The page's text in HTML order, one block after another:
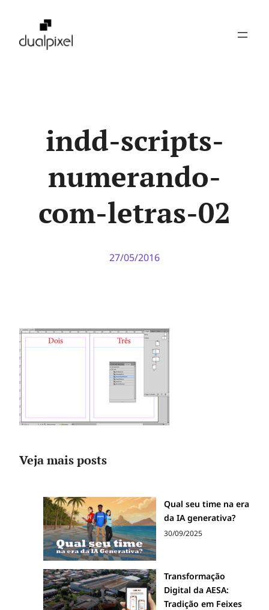
indd-scripts-
numerando-
com-letras-02
27/05/2016
Veja mais posts
Qual seu time na era
da IA generativa?
30/09/2025
Transformação
Digital da AESA:
Tradição em Feixes